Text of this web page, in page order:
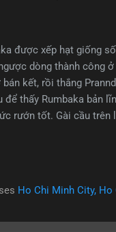
được xếp hạt giống
dòng thành công
bán kết, rồi thắng
để thấy Rumbaka bản
rướn tốt. Gài cầu trên
buộc phải trả cầu
rất mạnh. Từ đó VDV
Ho Chi Minh City,